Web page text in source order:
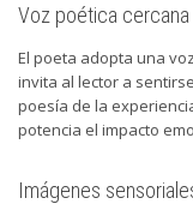
Voz poética cercana
El poeta adopta una
invita al lector a
poesía de la
potencia el impacto
Imágenes